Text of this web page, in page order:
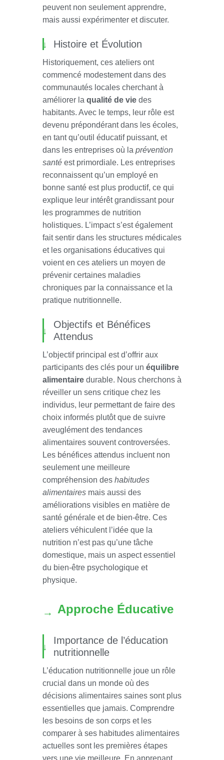
peuvent non seulement apprendre,
mais aussi expérimenter et discuter.
Histoire et Évolution
Historiquement, ces ateliers ont
commencé modestement dans des
communautés locales cherchant à
améliorer la qualité de vie des
habitants. Avec le temps, leur rôle est
devenu prépondérant dans les écoles,
en tant qu’outil éducatif puissant, et
dans les entreprises où la prévention
santé est primordiale. Les entreprises
reconnaissent qu’un employé en
bonne santé est plus productif, ce qui
explique leur intérêt grandissant pour
les programmes de nutrition
holistiques. L’impact s’est également
fait sentir dans les structures médicales
et les organisations éducatives qui
voient en ces ateliers un moyen de
prévenir certaines maladies
chroniques par la connaissance et la
pratique nutritionnelle.
Objectifs et Bénéfices
Attendus
L’objectif principal est d’offrir aux
participants des clés pour un équilibre
alimentaire durable. Nous cherchons à
réveiller un sens critique chez les
individus, leur permettant de faire des
choix informés plutôt que de suivre
aveuglément des tendances
alimentaires souvent controversées.
Les bénéfices attendus incluent non
seulement une meilleure
compréhension des habitudes
alimentaires mais aussi des
améliorations visibles en matière de
santé générale et de bien-être. Ces
ateliers véhiculent l’idée que la
nutrition n’est pas qu’une tâche
domestique, mais un aspect essentiel
du bien-être psychologique et
physique.
Approche Éducative
Importance de l’éducation
nutritionnelle
L’éducation nutritionnelle joue un rôle
crucial dans un monde où des
décisions alimentaires saines sont plus
essentielles que jamais. Comprendre
les besoins de son corps et les
comparer à ses habitudes alimentaires
actuelles sont les premières étapes